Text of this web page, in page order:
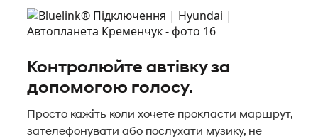
Контролюйте автівку за
допомогою голосу.
Просто кажіть коли хочете прокласти маршрут,
зателефонувати або послухати музику, не